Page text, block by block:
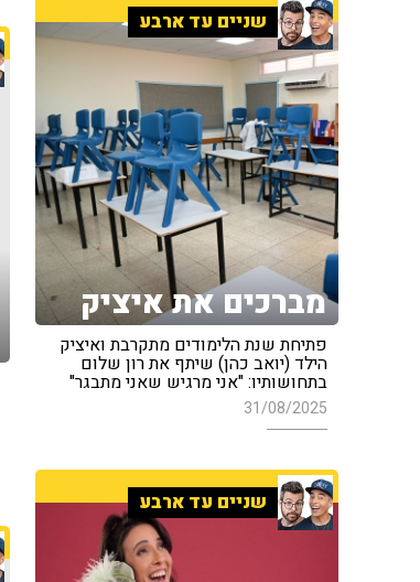
שניים עד ארבע
מברכים את איציק
פתיחת שנת הלימודים מתקרבת ואיציק
הילד (יואב כהן) שיתף את רון שלום
בתחושותיו: "אני מרגיש שאני מתבגר"
31/08/2025
שניים עד ארבע